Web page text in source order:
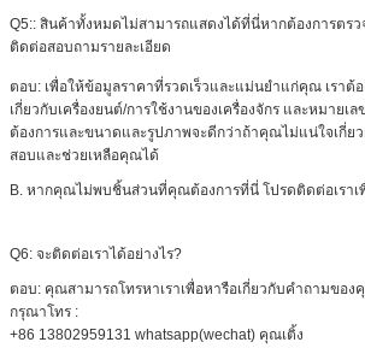
Q5:: สินค้าทั้งหมดไม่สามารถแสดงได้ที่นี่หากต้องการตร
ติดต่อสอบถามรายละเอียด
ตอบ: เพื่อให้ข้อมูลราคาที่รวดเร็วและแม่นยำแก่คุณ เราต้อ
เกี่ยวกับเครื่องยนต์/การใช้งานของเครื่องจักร และหมาย
ต้องการและขนาดและรูปภาพจะดีกว่าถ้าคุณไม่แน่ใจเกี่ย
สอบและช่วยเหลือคุณได้
B. หากคุณไม่พบชิ้นส่วนที่คุณต้องการที่นี่ โปรดติดต่อเรา
Q6: จะติดต่อเราได้อย่างไร?
ตอบ: คุณสามารถโทรหาเราเพื่อหารือเกี่ยวกับคำถามขอ
กรุณาโทร :
+86 13802959131 whatsapp(wechat) คุณเติ้ง